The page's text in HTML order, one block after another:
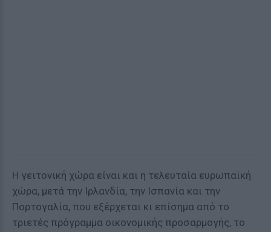
Η γειτονική χώρα είναι και η τελευταία ευρωπαϊκή
χώρα, μετά την Ιρλανδία, την Ισπανία και την
Πορτογαλία, που εξέρχεται κι επίσημα από το
τριετές πρόγραμμα οικονομικής προσαρμογής, το